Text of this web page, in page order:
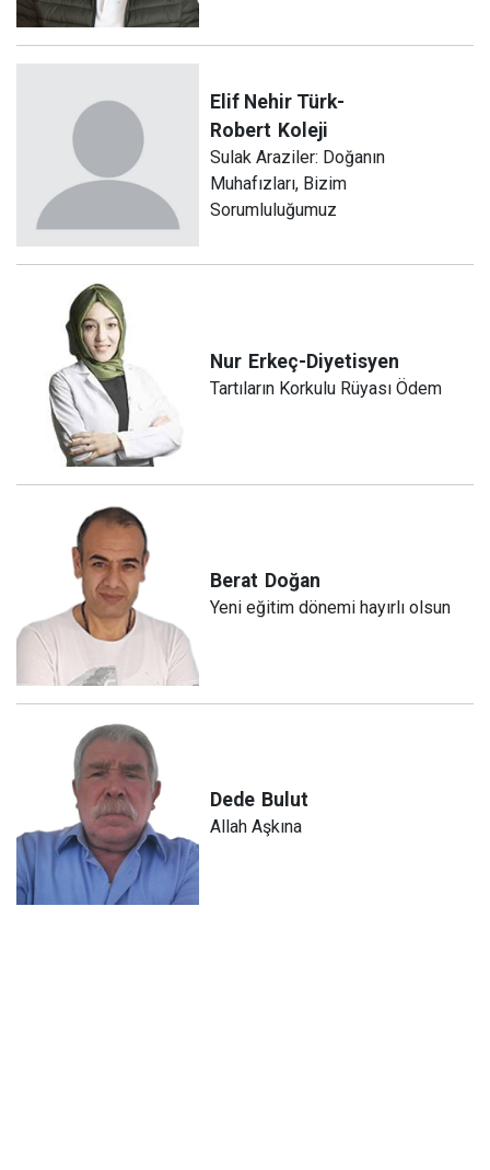
Elif Nehir Türk-
Robert Koleji
Sulak Araziler: Doğanın
Muhafızları, Bizim
Sorumluluğumuz
Nur Erkeç-Diyetisyen
Tartıların Korkulu Rüyası Ödem
Berat Doğan
Yeni eğitim dönemi hayırlı olsun
Dede Bulut
Allah Aşkına